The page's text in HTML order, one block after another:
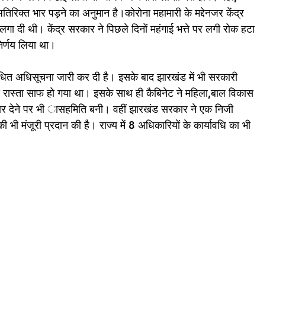
भार पड़ने का अनुमान है।कोरोना महामारी के मद्देनजर केंद्र
दी थी। केंद्र सरकार ने पिछले दिनों महंगाई भत्ते पर लगी रोक हटा
लिया था।
अधिसूचना जारी कर दी है। इसके बाद झारखंड में भी सरकारी
रास्ता साफ हो गया था। इसके साथ ही कैबिनेट ने महिला,बाल विकास
देने पर भी ासहमिति बनी। वहीं झारखंड सरकार ने एक निजी
भी मंजूरी प्रदान की है। राज्य में 8 अधिकारियों के कार्यावधि का भी